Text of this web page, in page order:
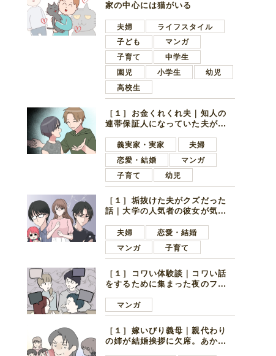
家の中心には猫がいる
夫婦
ライフスタイル
子ども
マンガ
子育て
中学生
園児
小学生
幼児
高校生
［１］お金くれくれ夫｜知人の
連帯保証人になっていた夫が家
言ってきた
義実家・実家
夫婦
恋愛・結婚
マンガ
子育て
幼児
［１］垢抜けた夫がクズだった
話｜大学の人気者の彼女が気に
子学生
夫婦
恋愛・結婚
マンガ
子育て
［１］コワい体験談｜コワい話
をするために集まった夜のファ
好きの男の子ママ
マンガ
［１］嫁いびり義母｜親代わり
の姉が結婚挨拶に欠席。あから